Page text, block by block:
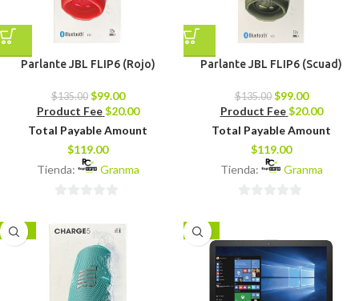
Parlante JBL FLIP6 (Rojo)
$135.00 $99.00
Product Fee $20.00
Total Payable Amount
$119.00
Tienda:
Granma
Parlante JBL FLIP6 (Scuad)
$135.00 $99.00
Product Fee $20.00
Total Payable Amount
$119.00
Tienda:
Granma
5
-23% -14%